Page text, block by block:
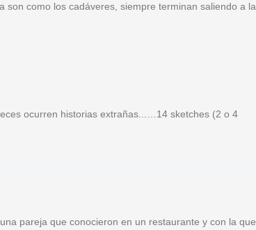
son como los cadáveres, siempre terminan saliendo a la
ocurren historias extrañas...…14 sketches (2 o 4
pareja que conocieron en un restaurante y con la que